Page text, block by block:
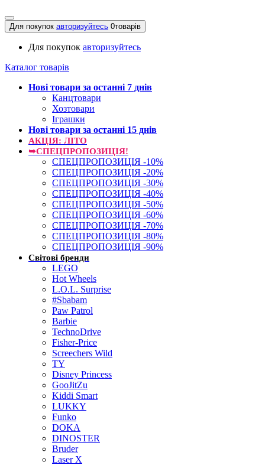
Для покупок авторизуйтесь 0товарів
Для покупок авторизуйтесь
Каталог товарів
Нові товари за останнi 7 днiв
Канцтовари
Хозтовари
Іграшки
Нові товари за останнi 15 днiв
АКЦІЯ: ЛІТО
➥СПЕЦПРОПОЗИЦІЯ!
СПЕЦПРОПОЗИЦІЯ -10%
СПЕЦПРОПОЗИЦІЯ -20%
СПЕЦПРОПОЗИЦІЯ -30%
СПЕЦПРОПОЗИЦІЯ -40%
СПЕЦПРОПОЗИЦІЯ -50%
СПЕЦПРОПОЗИЦІЯ -60%
СПЕЦПРОПОЗИЦІЯ -70%
СПЕЦПРОПОЗИЦІЯ -80%
СПЕЦПРОПОЗИЦІЯ -90%
Світові бренди
LEGO
Hot Wheels
L.O.L. Surprise
#Sbabam
Paw Patrol
Barbie
TechnoDrive
Fisher-Price
Screechers Wild
TY
Disney Princess
GooJitZu
Kiddi Smart
LUKKY
Funko
DOKA
DINOSTER
Bruder
Laser X